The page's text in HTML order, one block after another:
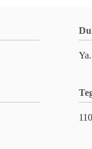
Ya.